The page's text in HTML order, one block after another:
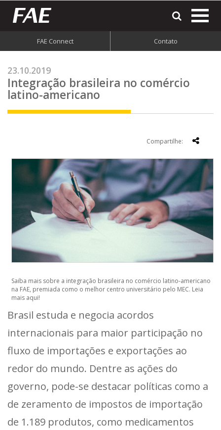
FAE Connect Contato
23.10.2019
Integração brasileira no comércio
latino-americano
Compartilhe:
Saiba mais sobre a integração brasileira no comércio latino-americano
na FAE, premiada como o melhor centro universitário pelo MEC. Leia
mais aqui!
Brasil estuda e negocia acordos
internacionais para maior participação no
fluxo de importações e exportações ao
redor do mundo. Dentre as ações do
governo, pode-se destacar políticas como a
de zeramento de impostos de importação
de 1.189 produtos, como medicamentos